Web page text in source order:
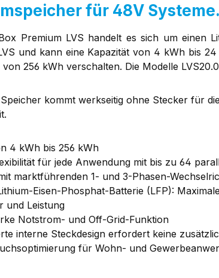
für 48V Systeme.
Premium LVS handelt es sich um einen
und kann eine Kapazität von 4 kWh bis
von 256 kWh verschalten. Die Modelle
kommt werkseitig ohne Stecker für
4 kWh bis 256 kWh
für jede Anwendung mit bis zu 64
marktführenden 1- und 3-Phasen-
Eisen-Phosphat-Batterie (LFP):
und Leistung
Notstrom- und Off-Grid-Funktion
interne Steckdesign erfordert keine
für Wohn- und